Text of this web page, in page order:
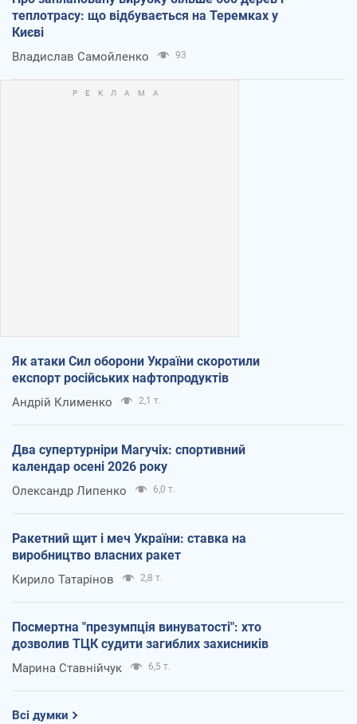
теплотрасу: що відбувається на Теремках у
Києві
Владислав Самойленко 93
Як атаки Сил оборони України скоротили
експорт російських нафтопродуктів
Андрій Клименко 2,1 т.
Два супертурніри Магучіх: спортивний
календар осені 2026 року
Олександр Липенко 6,0 т.
Ракетний щит і меч України: ставка на
виробництво власних ракет
Кирило Татарінов 2,8 т.
Посмертна "презумпція винуватості": хто
дозволив ТЦК судити загиблих захисників
Марина Ставнійчук 6,5 т.
Всі думки